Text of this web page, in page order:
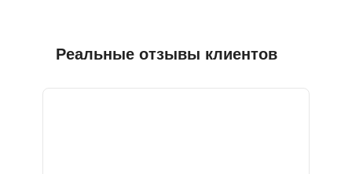
Реальные отзывы клиентов